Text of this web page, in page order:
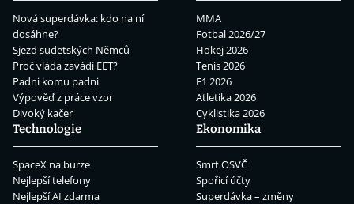
Nová superdávka: kdo na ní
dosáhne?
Sjezd sudetských Němců
Proč vláda zavádí EET?
Padni komu padni
Výpověď z práce vzor
Divoký kačer
MMA
Fotbal 2026/27
Hokej 2026
Tenis 2026
F1 2026
Atletika 2026
Cyklistika 2026
Technologie
SpaceX na burze
Nejlepší telefony
Nejlepší AI zdarma
Ekonomika
Smrt OSVČ
Spořicí účty
Superdávka – změny